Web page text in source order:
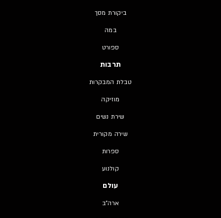
ביקורת מסך
במה
ספורט
תרבות
טבלת המבקרות
מוזיקה
שירת נשים
שירה מקורית
ספרות
קולנוע
עולם
ארה"ב